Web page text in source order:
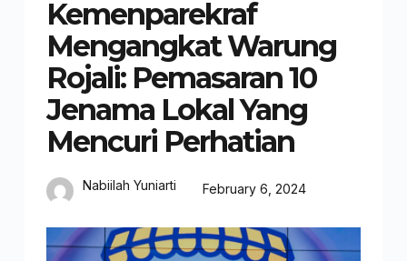
Kemenparekraf
Mengangkat Warung
Rojali: Pemasaran 10
Jenama Lokal Yang
Mencuri Perhatian
Nabiilah Yuniarti February 6, 2024